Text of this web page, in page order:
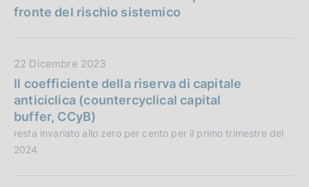
t
u
b
l
i
c
a
fronte del rischio sistemico
D
a
t
a
P
u
22 Dicembre 2023
Il coefficiente della riserva di capitale
anticiclica (countercyclical capital
buffer, CCyB)
resta invariato allo zero per cento per il primo trimestre del
2024